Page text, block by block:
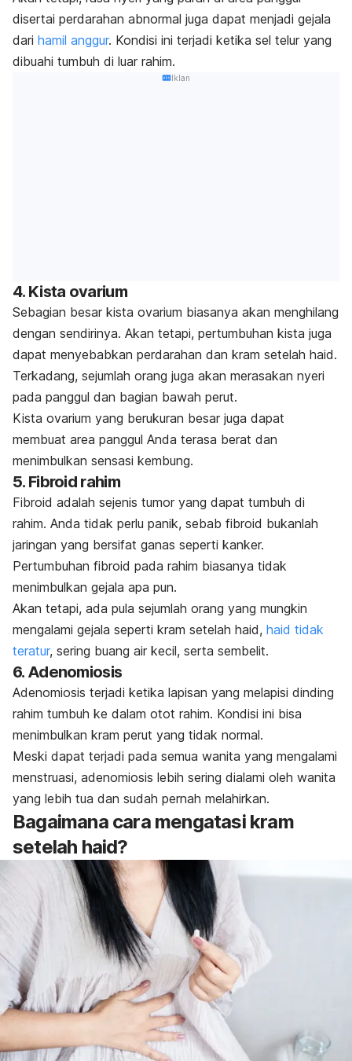
disertai perdarahan abnormal juga dapat menjadi gejala
dari hamil anggur. Kondisi ini terjadi ketika sel telur yang
dibuahi tumbuh di luar rahim.
Iklan
4. Kista ovarium
Sebagian besar kista ovarium biasanya akan menghilang
dengan sendirinya. Akan tetapi, pertumbuhan kista juga
dapat menyebabkan perdarahan dan kram setelah haid.
Terkadang, sejumlah orang juga akan merasakan nyeri
pada panggul dan bagian bawah perut.
Kista ovarium yang berukuran besar juga dapat
membuat area panggul Anda terasa berat dan
menimbulkan sensasi kembung.
5. Fibroid rahim
Fibroid adalah sejenis tumor yang dapat tumbuh di
rahim. Anda tidak perlu panik, sebab fibroid bukanlah
jaringan yang bersifat ganas seperti kanker.
Pertumbuhan fibroid pada rahim biasanya tidak
menimbulkan gejala apa pun.
Akan tetapi, ada pula sejumlah orang yang mungkin
mengalami gejala seperti kram setelah haid, haid tidak
teratur, sering buang air kecil, serta sembelit.
6. Adenomiosis
Adenomiosis terjadi ketika lapisan yang melapisi dinding
rahim tumbuh ke dalam otot rahim. Kondisi ini bisa
menimbulkan kram perut yang tidak normal.
Meski dapat terjadi pada semua wanita yang mengalami
menstruasi, adenomiosis lebih sering dialami oleh wanita
yang lebih tua dan sudah pernah melahirkan.
Bagaimana cara mengatasi kram
setelah haid?